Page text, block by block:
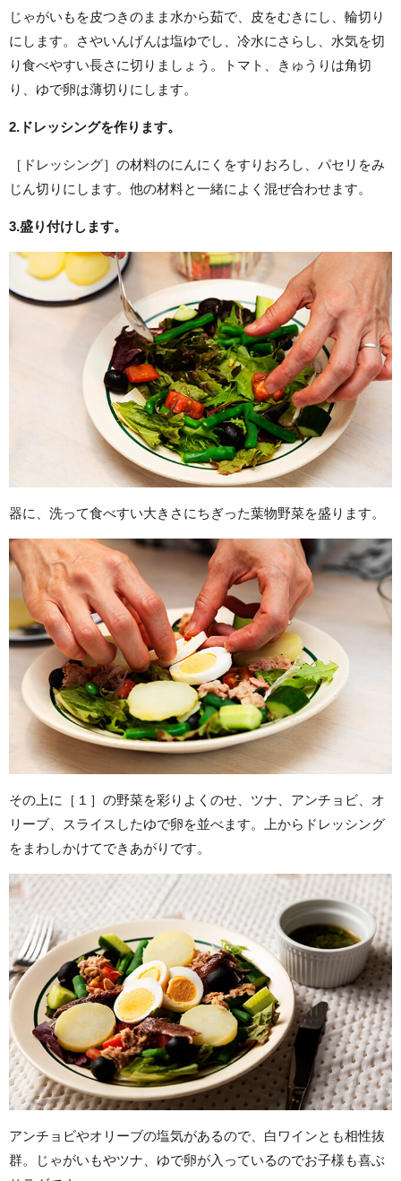
じゃがいもを皮つきのまま水から茹で、皮をむきにし、輪切り
にします。さやいんげんは塩ゆでし、冷水にさらし、水気を切
り食べやすい長さに切りましょう。トマト、きゅうりは角切
り、ゆで卵は薄切りにします。
2.ドレッシングを作ります。
［ドレッシング］の材料のにんにくをすりおろし、パセリをみ
じん切りにします。他の材料と一緒によく混ぜ合わせます。
3.盛り付けします。
器に、洗って食べすい大きさにちぎった葉物野菜を盛ります。
その上に［１］の野菜を彩りよくのせ、ツナ、アンチョビ、オ
リーブ、スライスしたゆで卵を並べます。上からドレッシング
をまわしかけてできあがりです。
アンチョビやオリーブの塩気があるので、白ワインとも相性抜
群。じゃがいもやツナ、ゆで卵が入っているのでお子様も喜ぶ